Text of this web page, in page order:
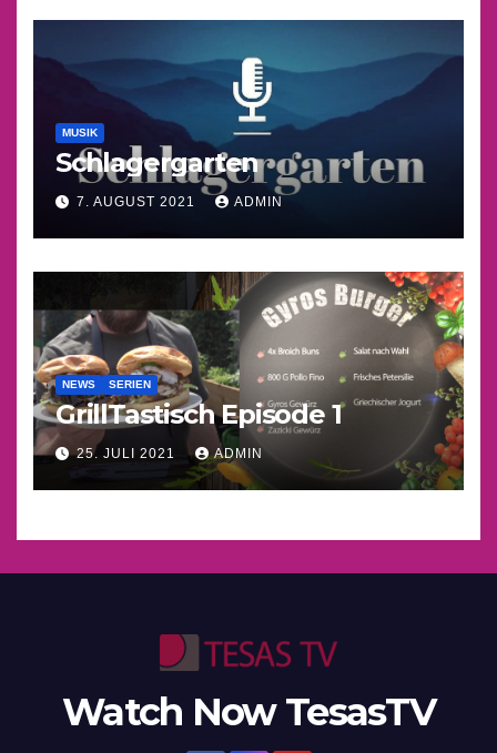
MUSIK
Schlagergarten
7. AUGUST 2021 ADMIN
NEWS SERIEN
GrillTastisch Episode 1
25. JULI 2021 ADMIN
Watch Now TesasTV